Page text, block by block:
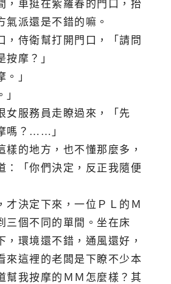
，車挺在紫羅春的門口，抬
氣派還是不錯的嘛。
，侍衛幫打開門口，「請問
按摩？」
」
」
女服務員走瞭過來，「先
嗎？……」
樣的地方，也不懂那麼多，
：「你們決定，反正我隨便
才決定下來，一位ＰＬ的Ｍ
三個不同的單間。坐在床
，環境還不錯，通風還好，
來這裡的老闆是下瞭不少本
幫我按摩的ＭＭ怎麼樣？其